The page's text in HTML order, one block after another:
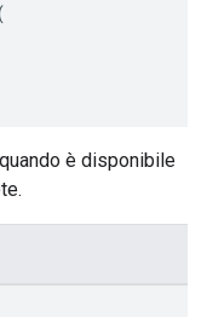
è disponibile